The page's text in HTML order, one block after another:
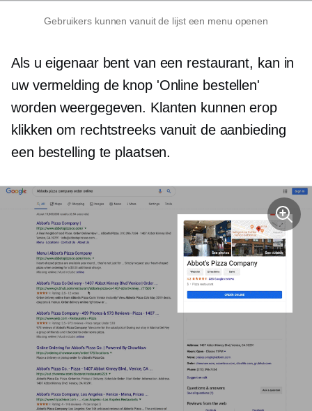
Gebruikers kunnen vanuit de lijst een menu openen
Als u eigenaar bent van een restaurant, kan in
uw vermelding de knop 'Online bestellen'
worden weergegeven. Klanten kunnen erop
klikken om rechtstreeks vanuit de aanbieding
een bestelling te plaatsen.